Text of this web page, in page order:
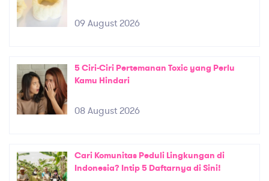
09 August 2026
5 Ciri-Ciri Pertemanan Toxic yang Perlu
Kamu Hindari
08 August 2026
Cari Komunitas Peduli Lingkungan di
Indonesia? Intip 5 Daftarnya di Sini!